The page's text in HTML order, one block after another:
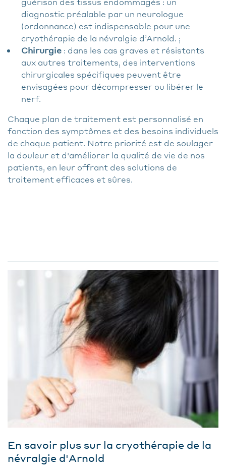
diagnostic préalable par un neurologue
(ordonnance) est indispensable pour une
cryothérapie de la névralgie d’Arnold. ;
Chirurgie : dans les cas graves et résistants
aux autres traitements, des interventions
chirurgicales spécifiques peuvent être
envisagées pour décompresser ou libérer le
nerf.
Chaque plan de traitement est personnalisé en
fonction des symptômes et des besoins individuels
de chaque patient. Notre priorité est de soulager
la douleur et d'améliorer la qualité de vie de nos
patients, en leur offrant des solutions de
traitement efficaces et sûres.
En savoir plus sur la cryothérapie de la
névralgie d'Arnold